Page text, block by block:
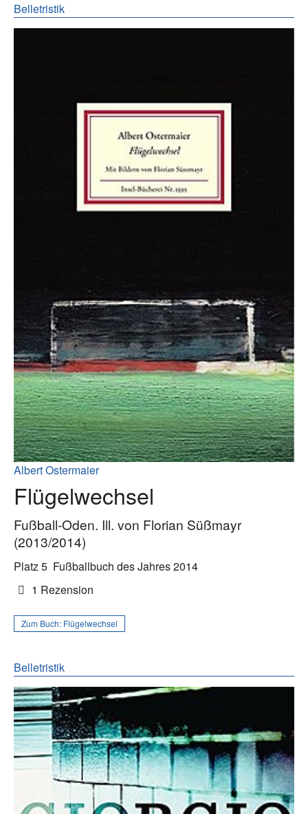
Belletristik
Albert Ostermaier
Flügelwechsel
Fußball-Oden. Ill. von Florian Süßmayr
(2013/2014)
Platz 5 Fußballbuch des Jahres 2014
1 Rezension
Zum Buch: Flügelwechsel
Belletristik